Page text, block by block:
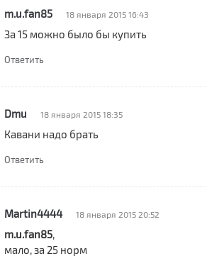
m.u.fan85 18 января 2015 16:43
За 15 можно было бы купить
Ответить
Dmu 18 января 2015 18:35
Кавани надо брать
Ответить
Martin4444 18 января 2015 20:52
m.u.fan85,
мало, за 25 норм